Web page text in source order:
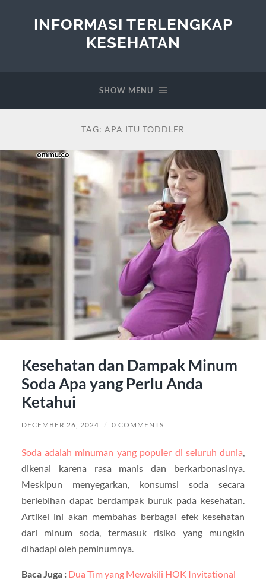
INFORMASI TERLENGKAP
KESEHATAN
SHOW MENU
TAG: APA ITU TODDLER
Kesehatan dan Dampak Minum
Soda Apa yang Perlu Anda
Ketahui
DECEMBER 26, 2024 / 0 COMMENTS
Soda adalah minuman yang populer di seluruh dunia
dikenal karena rasa manis dan berkarbonasinya.
Meskipun menyegarkan, konsumsi soda secara
berlebihan dapat berdampak buruk pada kesehatan.
Artikel ini akan membahas berbagai efek kesehatan
dari minum soda, termasuk risiko yang mungkin
dihadapi oleh peminumnya.
Baca Juga : Dua Tim yang Mewakili HOK Invitational